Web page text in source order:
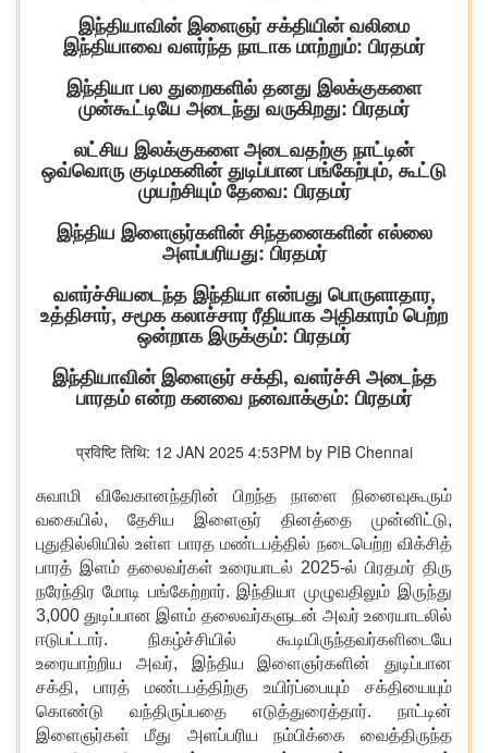
இந்தியாவின் இளைஞர் சக்தியின் வலிமை
இந்தியாவை வளர்ந்த நாடாக மாற்றும்: பிரதமர்
இந்தியா பல துறைகளில் தனது இலக்குகளை
முன்கூட்டியே அடைந்து வருகிறது: பிரதமர்
லட்சிய இலக்குகளை அடைவதற்கு நாட்டின்
ஒவ்வொரு குடிமகனின் துடிப்பான பங்கேற்பும், கூட்டு
முயற்சியும் தேவை: பிரதமர்
இந்திய இளைஞர்களின் சிந்தனைகளின் எல்லை
அளப்பரியது: பிரதமர்
வளர்ச்சியடைந்த இந்தியா என்பது பொருளாதார,
உத்திசார், சமூக கலாச்சார ரீதியாக அதிகாரம் பெற்ற
ஒன்றாக இருக்கும்: பிரதமர்
இந்தியாவின் இளைஞர் சக்தி, வளர்ச்சி அடைந்த
பாரதம் என்ற கனவை நனவாக்கும்: பிரதமர்
प्रविष्टि तिथि: 12 JAN 2025 4:53PM by PIB Chennai
சுவாமி விவேகானந்தரின் பிறந்த நாளை நினைவுகூரும்
வகையில், தேசிய இளைஞர் தினத்தை முன்னிட்டு,
புதுதில்லியில் உள்ள பாரத மண்டபத்தில் நடைபெற்ற விக்சித்
பாரத் இளம் தலைவர்கள் உரையாடல் 2025-ல் பிரதமர் திரு
நரேந்திர மோடி பங்கேற்றார். இந்தியா முழுவதிலும் இருந்து
3,000 துடிப்பான இளம் தலைவர்களுடன் அவர் உரையாடலில்
ஈடுபட்டார். நிகழ்ச்சியில் கூடியிருந்தவர்களிடையே
உரையாற்றிய அவர், இந்திய இளைஞர்களின் துடிப்பான
சக்தி, பாரத் மண்டபத்திற்கு உயிர்ப்பையும் சக்தியையும்
கொண்டு வந்திருப்பதை எடுத்துரைத்தார். நாட்டின்
இளைஞர்கள் மீது அளப்பரிய நம்பிக்கை வைத்திருந்த